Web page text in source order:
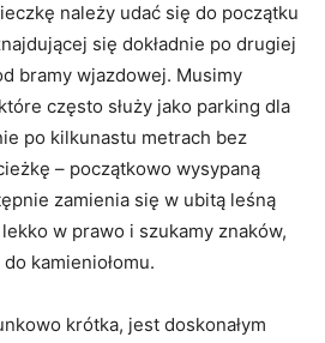
należy udać się do początku
się dokładnie po drugiej
bramy wjazdowej. Musimy
często służy jako parking dla
po kilkunastu metrach bez
– początkowo wysypaną
zamienia się w ubitą leśną
w prawo i szukamy znaków,
kamieniołomu.
krótka, jest doskonałym